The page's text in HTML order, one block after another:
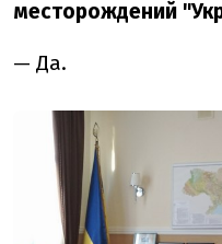
месторождений
— Да.